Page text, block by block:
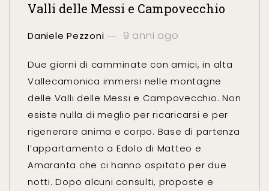
Valli delle Messi e Campovecchio
Daniele Pezzoni 9 anni ago
Due giorni di camminate con amici, in alta
Vallecamonica immersi nelle montagne
delle Valli delle Messi e Campovecchio. Non
esiste nulla di meglio per ricaricarsi e per
rigenerare anima e corpo. Base di partenza
l’appartamento a Edolo di Matteo e
Amaranta che ci hanno ospitato per due
notti. Dopo alcuni consulti, proposte e